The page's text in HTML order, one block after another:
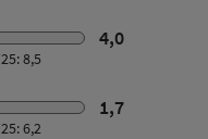
4,0
8,5
1,7
6,2